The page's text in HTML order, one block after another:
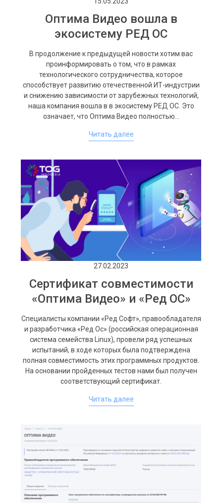
Оптима Видео вошла в
экосистему РЕД ОС
В продолжение к предыдущей новости хотим вас
проинформировать о том, что в рамках
технологического сотрудничества, которое
способствует развитию отечественной ИТ-индустрии
и снижению зависимости от зарубежных технологий,
наша компания вошла в в экосистему РЕД ОС. Это
означает, что Оптима Видео полностью…
Читать далее
27.02.2023
Сертификат совместимости
«Оптима Видео» и «Ред ОС»
Специалисты компании «Ред Софт», правообладателя
и разработчика «Ред Ос» (российская операционная
система семейства Linux), провели ряд успешных
испытаний, в ходе которых была подтверждена
полная совместимость этих программных продуктов.
На основании пройденных тестов нами был получен
соответствующий сертификат.
Читать далее